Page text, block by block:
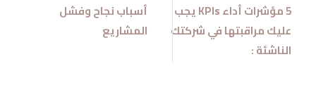
أسباب نجاح وفشل
المشاريع
5 مؤشرات أداء KPIs يجب
عليك مراقبتها في شركتك
الناشئة :